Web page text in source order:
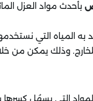
بأحدث مواد العزل
المياه التي
وذلك يمكن من
التي يسهُل